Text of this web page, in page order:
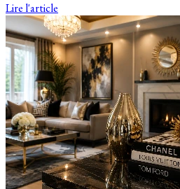
Lire l'article